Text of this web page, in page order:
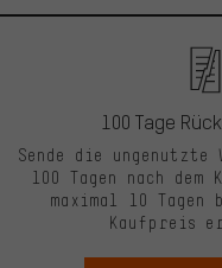
100 Tage
Sende die ungenutzte
100 Tagen nach dem
maximal 10 Tagen
Kaufpreis